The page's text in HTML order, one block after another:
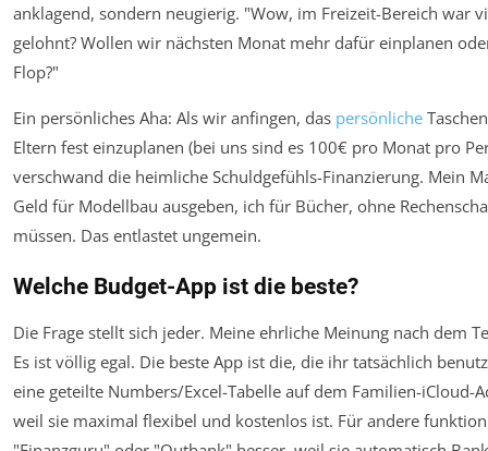
anklagend, sondern neugierig. "Wow, im Freizeit-Bereich war
gelohnt? Wollen wir nächsten Monat mehr dafür einplanen
Flop?"
Ein persönliches Aha: Als wir anfingen, das persönliche
Eltern fest einzuplanen (bei uns sind es 100€ pro Monat pro
verschwand die heimliche Schuldgefühls-Finanzierung. Mein
Geld für Modellbau ausgeben, ich für Bücher, ohne
müssen. Das entlastet ungemein.
Welche Budget-App ist die beste?
Die Frage stellt sich jeder. Meine ehrliche Meinung nach dem
Es ist völlig egal. Die beste App ist die, die ihr tatsächlich
eine geteilte Numbers/Excel-Tabelle auf dem Familien-iCloud-
weil sie maximal flexibel und kostenlos ist. Für andere